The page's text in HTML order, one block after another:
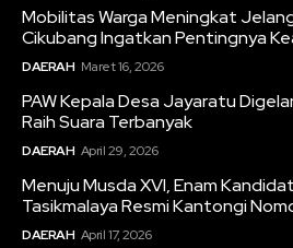
Mobilitas Warga Meningkat
Cikubang Ingatkan Pentingnya
DAERAH Maret 16, 2026
PAW Kepala Desa Jayaratu
Raih Suara Terbanyak
DAERAH April 29, 2026
Menuju Musda XVI, Enam
Tasikmalaya Resmi Kantongi
DAERAH April 17, 2026